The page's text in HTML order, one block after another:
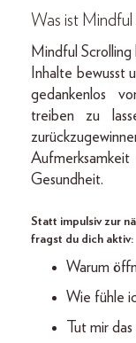
Was ist Mindful
Mindful
Inhalte bewusst
gedankenlos
treiben zu
Gesundheit.
Statt impulsiv zur
fragst du dich aktiv:
Warum
Wie fühle
Tut mir